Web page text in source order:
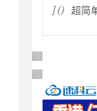
10 超简
广告 商业广告，理性
广告 商业广告，理性